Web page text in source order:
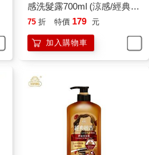
感洗髮露700ml (涼感/經典香
氛/國民洗髮精/香水洗髮精)
75 折 特價 179 元
加入購物車